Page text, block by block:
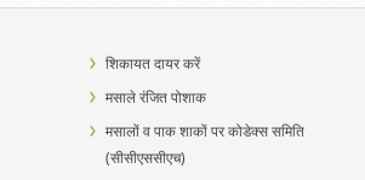
शिकायत दायर करें
मसाले रंजित पोशाक
मसालों व पाक शाकों पर कोडेक्स समिति
(सीसीएससीएच)